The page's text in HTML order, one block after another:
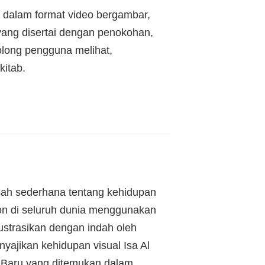
format video bergambar,
disertai dengan penokohan,
pengguna melihat,
sederhana tentang kehidupan
di seluruh dunia menggunakan
dengan indah oleh
kehidupan visual Isa Al